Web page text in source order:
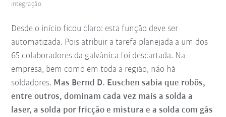
Desde o início ficou claro: esta função deve ser
automatizada. Pois atribuir a tarefa planejada a um dos
65 colaboradores da galvânica foi descartada. Na
empresa, bem como em toda a região, não há
soldadores. Mas Bernd D. Euschen sabia que robôs,
entre outros, dominam cada vez mais a solda a
laser, a solda por fricção e mistura e a solda com gás
integração.